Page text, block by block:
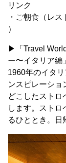
リンク
・ご朝食（レ
）
▶︎「Travel
ー〜イタリア編」
1960年のイタリ
ンスピレーショ
どこしたストロ
します。スト
るひととき。日